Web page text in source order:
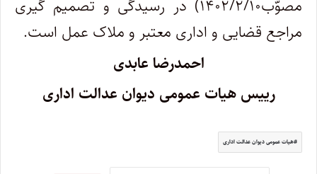
مصوّب۱۴۰۲/۲/۱۰) در رسیدگی و تصمیم ‌گیری
مراجع قضایی و اداری معتبر و ملاک عمل است.
احمدرضا عابدی
رییس هیات عمومی دیوان عدالت اداری
هیات عمومی دیوان عدالت اداری